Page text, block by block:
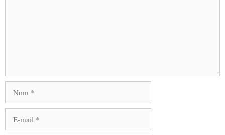
mail